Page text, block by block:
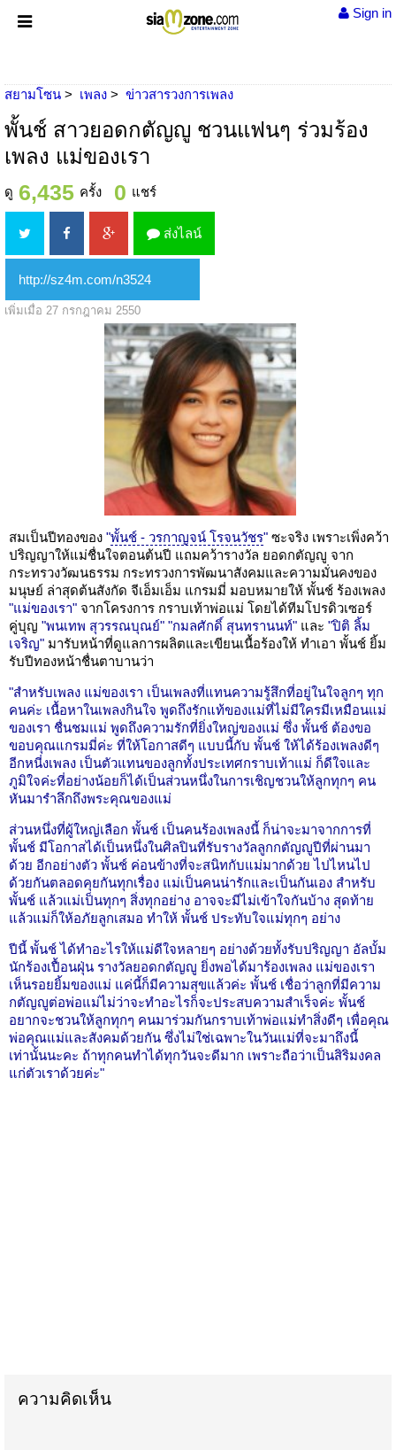
Sign in
สยามโซน เพลง ข่าวสารวงการเพลง
พั้นช์ สาวยอดกตัญญู ชวนแฟนๆ ร่วมร้อง
เพลง แม่ของเรา
ดู 6,435 ครั้ง 0 แชร์
ส่งไลน์
เพิ่มเมื่อ 27 กรกฎาคม 2550
สมเป็นปีทองของ "พั้นช์ - วรกาญจน์ โรจนวัชร" ซะจริง เพราะเพิ่งคว้า
ปริญญาให้แม่ชื่นใจตอนต้นปี แถมคว้ารางวัล ยอดกตัญญู จาก
กระทรวงวัฒนธรรม กระทรวงการพัฒนาสังคมและความมั่นคงของ
มนุษย์ ล่าสุดต้นสังกัด จีเอ็มเอ็ม แกรมมี่ มอบหมายให้ พั้นช์ ร้องเพลง
"แม่ของเรา" จากโครงการ กราบเท้าพ่อแม่ โดยได้ทีมโปรดิวเซอร์
คู่บุญ "พนเทพ สุวรรณบุณย์" "กมลศักดิ์ สุนทรานนท์" และ "ปิติ ลิ้ม
เจริญ" มารับหน้าที่ดูแลการผลิตและเขียนเนื้อร้องให้ ทำเอา พั้นช์ ยิ้ม
รับปีทองหน้าชื่นตาบานว่า
"สำหรับเพลง แม่ของเรา เป็นเพลงที่แทนความรู้สึกที่อยู่ในใจลูกๆ ทุก
คนค่ะ เนื้อหาในเพลงกินใจ พูดถึงรักแท้ของแม่ที่ไม่มีใครมีเหมือนแม่
ของเรา ชื่นชมแม่ พูดถึงความรักที่ยิ่งใหญ่ของแม่ ซึ่ง พั้นช์ ต้องขอ
ขอบคุณแกรมมี่ค่ะ ที่ให้โอกาสดีๆ แบบนี้กับ พั้นช์ ให้ได้ร้องเพลงดีๆ
อีกหนี่งเพลง เป็นตัวแทนของลูกทั้งประเทศกราบเท้าแม่ ก็ดีใจและ
ภูมิใจค่ะที่อย่างน้อยก็ได้เป็นส่วนหนึ่งในการเชิญชวนให้ลูกทุกๆ คน
หันมารำลึกถึงพระคุณของแม่
ส่วนหนึ่งที่ผู้ใหญ่เลือก พั้นช์ เป็นคนร้องเพลงนี้ ก็น่าจะมาจากการที่
พั้นช์ มีโอกาสได้เป็นหนึ่งในศิลปินที่รับรางวัลลูกกตัญญูปีที่ผ่านมา
ด้วย อีกอย่างตัว พั้นช์ ค่อนข้างที่จะสนิทกับแม่มากด้วย ไปไหนไป
ด้วยกันตลอดคุยกันทุกเรื่อง แม่เป็นคนน่ารักและเป็นกันเอง สำหรับ
พั้นช์ แล้วแม่เป็นทุกๆ สิ่งทุกอย่าง อาจจะมีไม่เข้าใจกันบ้าง สุดท้าย
แล้วแม่ก็ให้อภัยลูกเสมอ ทำให้ พั้นช์ ประทับใจแม่ทุกๆ อย่าง
ปีนี้ พั้นช์ ได้ทำอะไรให้แม่ดีใจหลายๆ อย่างด้วยทั้งรับปริญญา อัลบั้ม
นักร้องเปื้อนฝุ่น รางวัลยอดกตัญญู ยิ่งพอได้มาร้องเพลง แม่ของเรา
เห็นรอยยิ้มของแม่ แค่นี้ก็มีความสุขแล้วค่ะ พั้นช์ เชื่อว่าลูกที่มีความ
กตัญญูต่อพ่อแม่ไม่ว่าจะทำอะไรก็จะประสบความสำเร็จค่ะ พั้นช์
อยากจะชวนให้ลูกทุกๆ คนมาร่วมกันกราบเท้าพ่อแม่ทำสิ่งดีๆ เพื่อคุณ
พ่อคุณแม่และสังคมด้วยกัน ซึ่งไม่ใช่เฉพาะในวันแม่ที่จะมาถึงนี้
เท่านั้นนะคะ ถ้าทุกคนทำได้ทุกวันจะดีมาก เพราะถือว่าเป็นสิริมงคล
แก่ตัวเราด้วยค่ะ"
ความคิดเห็น